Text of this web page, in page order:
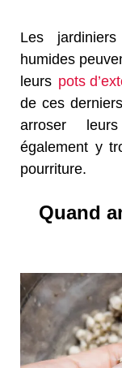
Les
humides
leurs pots
de ces
arroser
également y
pourriture.
Quand